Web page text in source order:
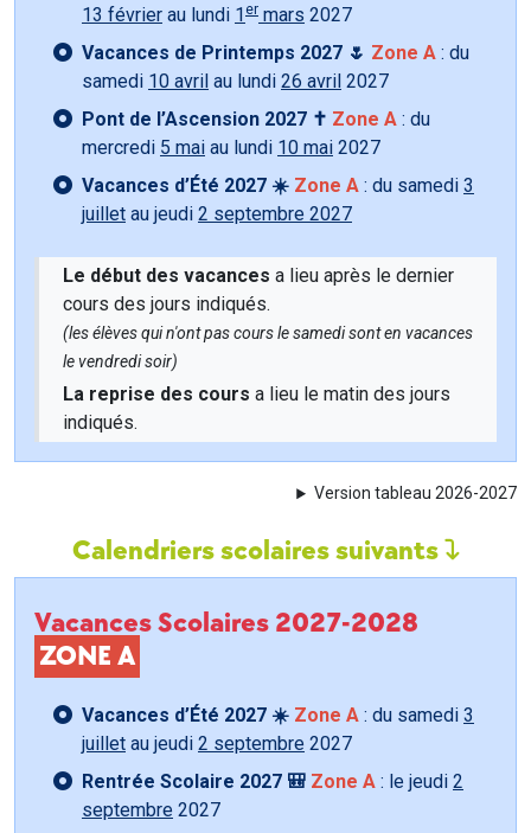
13 février au lundi 1 er mars 2027
Vacances de Printemps 2027 🌷 Zone A : du
samedi 10 avril au lundi 26 avril 2027
Pont de l’Ascension 2027 ✝️ Zone A : du
mercredi 5 mai au lundi 10 mai 2027
Vacances d’Été 2027 ☀️ Zone A : du samedi 3
juillet au jeudi 2 septembre 2027
Le début des vacances a lieu après le dernier
cours des jours indiqués.
(les élèves qui n'ont pas cours le samedi sont en vacances
le vendredi soir)
La reprise des cours a lieu le matin des jours
indiqués.
Version tableau 2026-2027
Calendriers scolaires suivants
Vacances Scolaires 2027-2028
ZONE A
Vacances d’Été 2027 ☀️ Zone A : du samedi 3
juillet au jeudi 2 septembre 2027
Rentrée Scolaire 2027 🎒 Zone A : le jeudi 2
septembre 2027